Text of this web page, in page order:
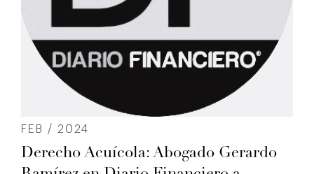
FEB / 2024
Derecho Acuícola: Abogado Gerardo